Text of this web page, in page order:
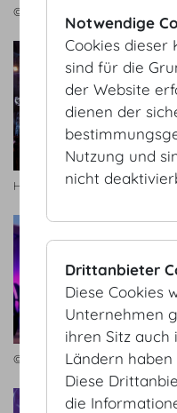
© Bernhard AV
Habegger
© Bernhard AV
Notwendige
Cookies dieser
sind für die
der Website
dienen der
Nutzung und
nicht
Drittanbieter
Diese Cookies
Unternehmen
ihren Sitz auch
Ländern haben
Diese
die